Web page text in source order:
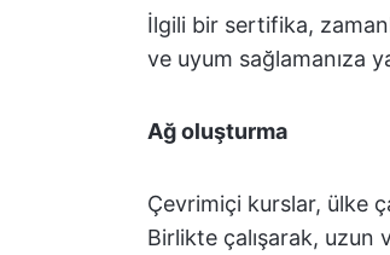
İlgili bir sertifika,
ve uyum sağlamanıza
Ağ oluşturma
Çevrimiçi kurslar, ülke
Birlikte çalışarak, uzun